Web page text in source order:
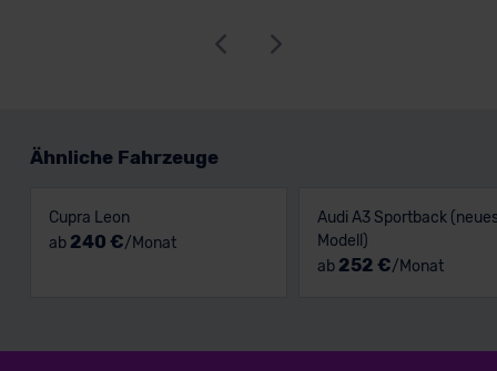
Ähnliche Fahrzeuge
Cupra Leon
ab 240 €/Monat
Audi A3 Sportback
Modell)
ab 252 €/Monat